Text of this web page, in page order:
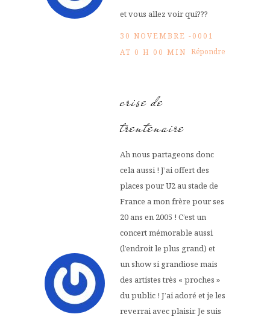
et vous allez voir qui???
30 NOVEMBRE -0001
AT 0 H 00 MIN Répondre
crise de
trentenaire
Ah nous partageons donc
cela aussi ! J’ai offert des
places pour U2 au stade de
France a mon frère pour ses
20 ans en 2005 ! C’est un
concert mémorable aussi
(l’endroit le plus grand) et
un show si grandiose mais
des artistes très « proches »
du public ! J’ai adoré et je les
reverrai avec plaisir. Je suis